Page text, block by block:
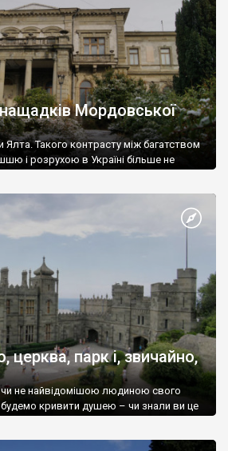
Мордовської
Ялта. Такого контрасту між багатством
і розрухою в Україні більше не
церква, парк і, звичайно,
не найвідомішою людиною свого
будемо кривити душею – чи знали ви це